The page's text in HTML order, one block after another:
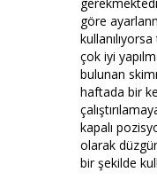
göre
çok iyi
bulunan
haftada bir
kapalı
olarak
bir şekilde